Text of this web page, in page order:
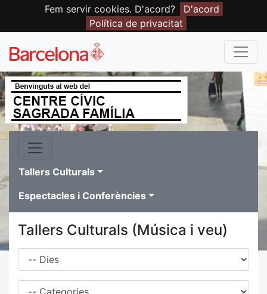
Fem servir cookies. D'acord?
D'acord
Política de privacitat
Tallers Culturals
Espectacles i Conferències
Tallers Culturals (Música i veu)
Dies
Família